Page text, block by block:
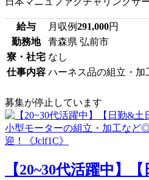
給与 月収例291,000円
勤務地
青森県 弘前市
寮・社宅 なし
仕事内容 ハーネス品の組立・加
募集が停止しています
【20~30代活躍中】